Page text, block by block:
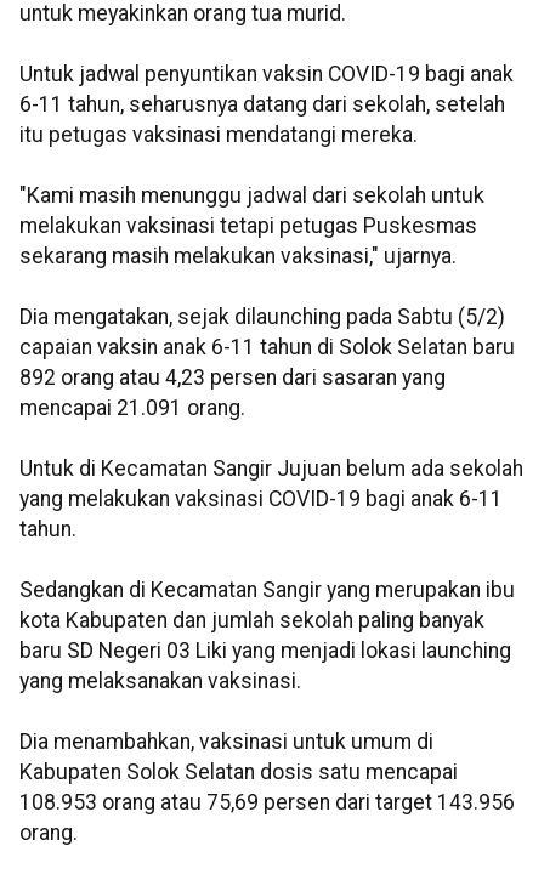
untuk meyakinkan orang tua murid.
Untuk jadwal penyuntikan vaksin COVID-19 bagi anak
6-11 tahun, seharusnya datang dari sekolah, setelah
itu petugas vaksinasi mendatangi mereka.
"Kami masih menunggu jadwal dari sekolah untuk
melakukan vaksinasi tetapi petugas Puskesmas
sekarang masih melakukan vaksinasi," ujarnya.
Dia mengatakan, sejak dilaunching pada Sabtu (5/2)
capaian vaksin anak 6-11 tahun di Solok Selatan baru
892 orang atau 4,23 persen dari sasaran yang
mencapai 21.091 orang.
Untuk di Kecamatan Sangir Jujuan belum ada sekolah
yang melakukan vaksinasi COVID-19 bagi anak 6-11
tahun.
Sedangkan di Kecamatan Sangir yang merupakan ibu
kota Kabupaten dan jumlah sekolah paling banyak
baru SD Negeri 03 Liki yang menjadi lokasi launching
yang melaksanakan vaksinasi.
Dia menambahkan, vaksinasi untuk umum di
Kabupaten Solok Selatan dosis satu mencapai
108.953 orang atau 75,69 persen dari target 143.956
orang.